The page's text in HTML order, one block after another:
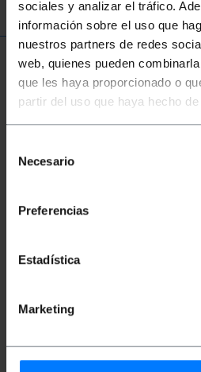
sociales y analizar el tráfico.
información sobre el uso que
nuestros partners de redes
web, quienes pueden
que les haya proporcionado o
partir del uso que haya hecho
Necesario
Preferencias
Estadística
Marketing
Més informació
doble apantallat, flexible
connexió de micròfon o
Cable de color negre. En un
connector XLR 3-pin mascle,
cable d'1m.
Mides i pesos